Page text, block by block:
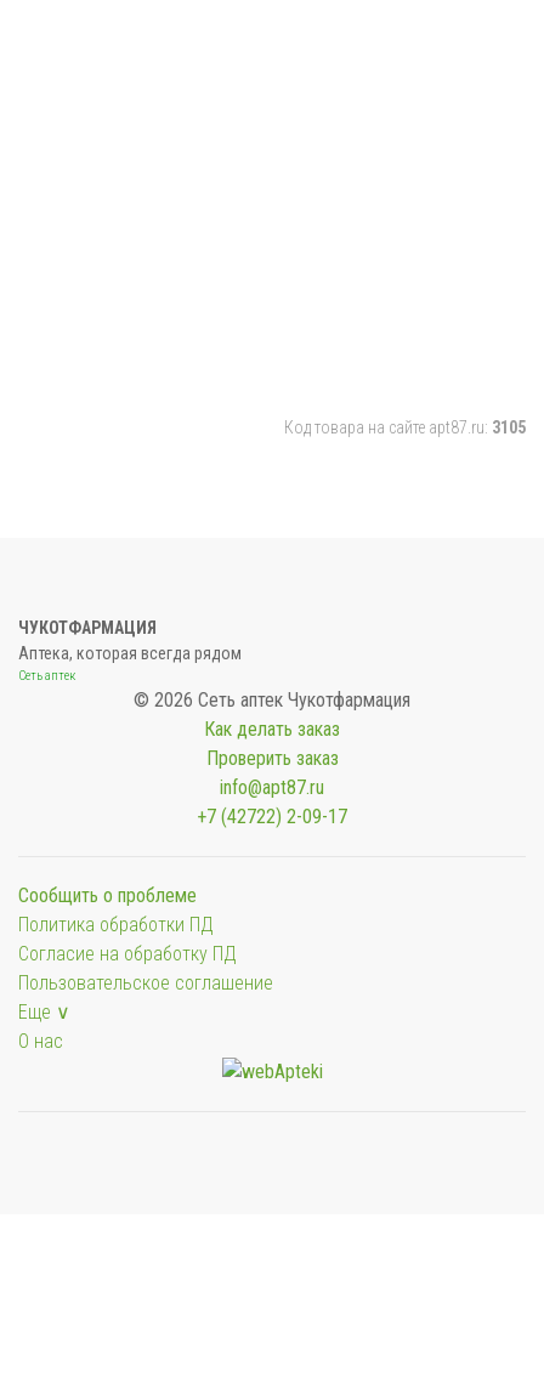
Код товара на сайте apt87.ru: 3105
ЧУКОТФАРМАЦИЯ
Аптека, которая всегда рядом
Сеть аптек
© 2026 Сеть аптек Чукотфармация
Как делать заказ
Проверить заказ
info@apt87.ru
+7 (42722) 2-09-17
Сообщить о проблеме
Политика обработки ПД
Согласие на обработку ПД
Пользовательское соглашение
Еще ∨
О нас